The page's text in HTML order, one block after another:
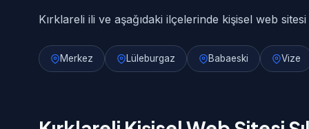
Kırklareli ili ve aşağıdaki ilçelerinde kişisel web
Merkez Lüleburgaz Babaeski Vize